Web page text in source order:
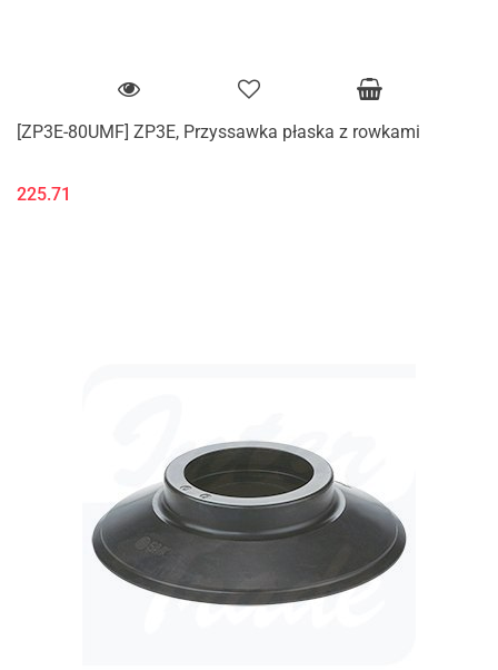
[ZP3E-80UMF] ZP3E, Przyssawka płaska z rowkami
225.71